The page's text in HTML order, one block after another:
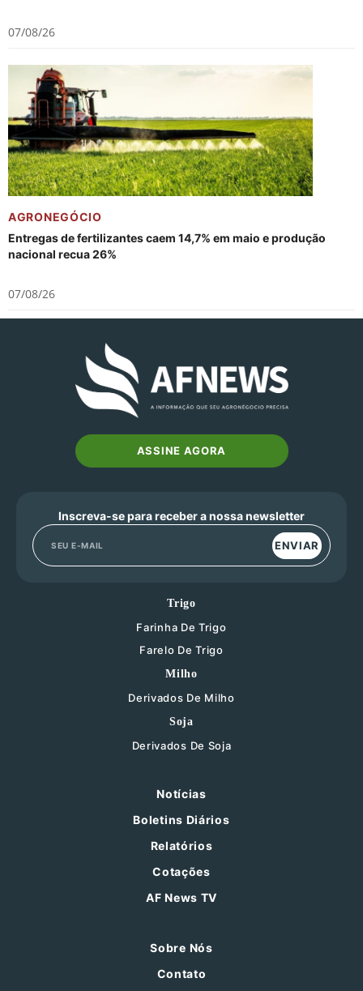
07/08/26
AGRONEGÓCIO
Entregas de fertilizantes caem 14,7% em maio e produção
nacional recua 26%
07/08/26
ASSINE AGORA
Inscreva-se para receber a nossa newsletter
ENVIAR
Trigo
Farinha De Trigo
Farelo De Trigo
Milho
Derivados De Milho
Soja
Derivados De Soja
Notícias
Boletins Diários
Relatórios
Cotações
AF News TV
Sobre Nós
Contato